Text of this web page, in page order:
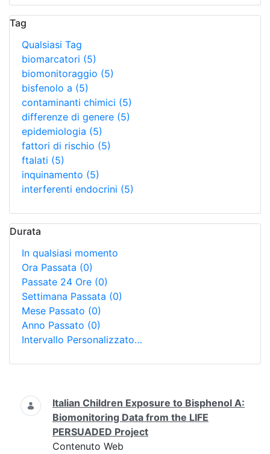
Tag
Qualsiasi Tag
biomarcatori (5)
biomonitoraggio (5)
bisfenolo a (5)
contaminanti chimici (5)
differenze di genere (5)
epidemiologia (5)
fattori di rischio (5)
ftalati (5)
inquinamento (5)
interferenti endocrini (5)
Durata
In qualsiasi momento
Ora Passata (0)
Passate 24 Ore (0)
Settimana Passata (0)
Mese Passato (0)
Anno Passato (0)
Intervallo Personalizzato…
Ricerca
Italian Children Exposure to Bisphenol A:
Biomonitoring Data from the LIFE
PERSUADED Project
Contenuto Web